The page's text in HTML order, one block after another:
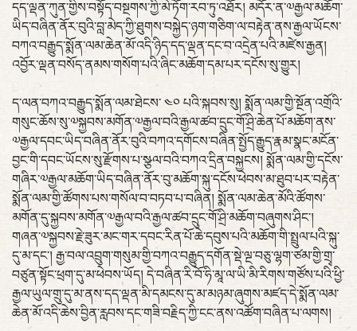
དད་ལྡན་ཀུན་གྱིས་བསྟོད་བསྔགས་ཀྱི་མེ་ཏོག་རབ་ཏུ་འཐོར། མདོར་ན་༧རྒྱལ་མཆོག་
ཡིད་བཞིན་ནོར་བུའི་བླ་མེད་ཀྱི་ཐུགས་བསྐྱེད་ཉག་གཅིག་ལ་བརྟེན་ནས་རྒྱལ་ཡོངས་
བཀའ་བརྒྱུད་སྨོན་ལམ་ཆེན་མོ་འདི་ཉིད་དད་ལྡན་དང་བ་འདྲེན་པའི་མཛེས་རྒྱན།
འབྱོར་ལྡན་བསོད་ནམས་གསོག་པའི་ཞིང་མཆོག་དམ་པར་དངོས་སུ་གྱུར།
ད་ལན་བཀའ་བརྒྱུད་སྨོན་ལམ་ཐེངས་ ༤༠ པའི་སྐབས་སུ། སྨོན་ལམ་གྱི་སྔོན་འགྲོའི་
གསུང་ཆོས་སུ་༧སྐྱབས་མགོན་༧རྒྱལ་བའི་རྒྱལ་ཚབ་དྲུང་གོ་ཤྲི་ཆེན་པོ་མཆོག་ནས་
༧རྒྱལ་དབང་ཡིད་བཞིན་ནོར་བུའི་བཀའ་དགོངས་བཞིན་སྤྱོད་རྒྱུད་རྣམ་སྣང་མངོན་
བྱང་གི་དབང་ཡོངས་སུ་རྫོགས་པ་སྩལ་བའི་བཀའ་དྲིན་བསྐྱངས། སྨོན་ལམ་གྱི་དངོས་
གཞིར་༧རྒྱལ་མཆོག་ཡིད་བཞིན་ནོར་བུ་མཆོག་སྐུ་དངོས་ཕེབས་མ་ཐུབ་པར་བརྟེན་
སྨོན་ལམ་གྱི་ཚོགས་པས་གསོལ་བ་བཏབ་པ་བཞིན། སྨོན་ལམ་ཆེན་མོའི་ཚོགས་
མགོན་དུ་སྐྱབས་མགོན་༧རྒྱལ་བའི་རྒྱལ་ཚབ་དྲུང་གོ་ཤྲི་མཆོག་བཞུགས་ཤིང་།
གཞན་༧སྐྱབས་རྗེ་ཟུར་མང་གར་དབང་རིན་པོ་ཆེ་དབུས་པའི་མཆོག་གི་སྤྲུལ་པའི་སྐུ་
དུ་མ་དང་། རྒྱ་བལ་འབྲུག་གསུམ་གྱི་བཀའ་བརྒྱུད་དགོན་སྡེ་ལྔ་བཅུ་ལྷག་ཙམ་གྱི་གྲྭ་
བཙུན་སྟོང་ཕྲག་དུ་མ་ཕེབས་ཡོད། དེ་བཞིན་རི་བོ་ཧི་མཱ་ལ་ཡི་མི་རིགས་གཙོས་པའི་ཕྱི་
རྒྱལ་ཡུལ་གྲུ་དུ་མ་ནས་དད་ལྡན་མི་དམངས་དུ་མ་མཉམ་ཞུགས་མཛད་དེ་སྨོན་ལམ་
ཆེན་མོ་འདི་ཆེས་བྱིན་རླབས་དང་གཟི་བརྗིད་ཀྱི་ངང་ནས་འཚོག་བཞིན་པ་ལགས།